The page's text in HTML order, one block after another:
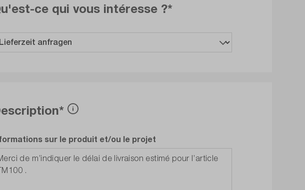
ce qui vous intéresse ?*
sur le produit et/ou le projet